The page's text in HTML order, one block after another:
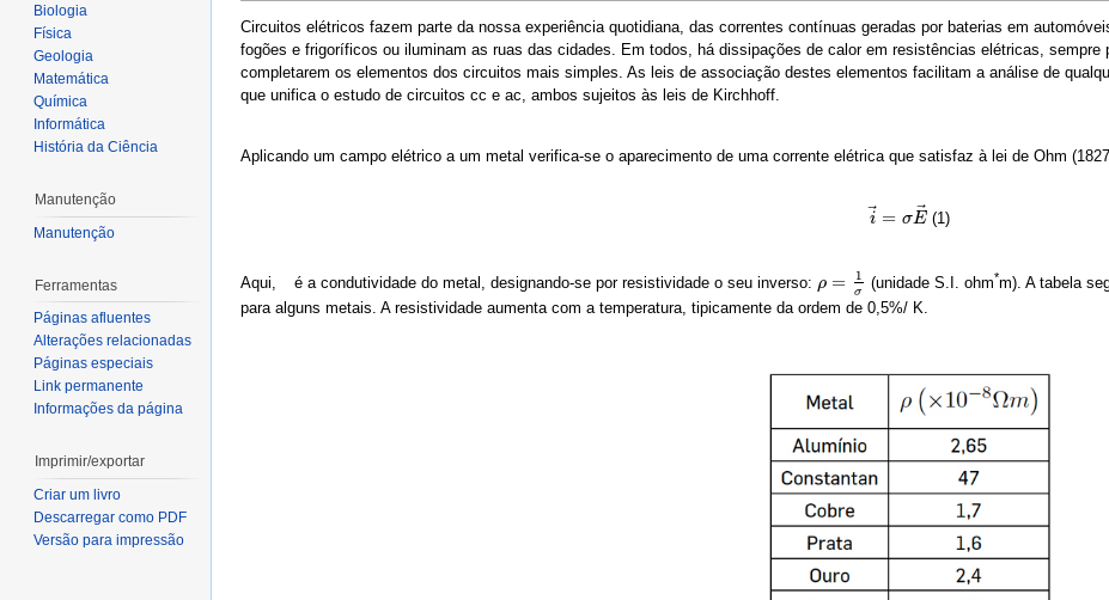
Circuitos elétricos fazem parte da nossa experiência quotidiana, das correntes contínuas geradas por baterias em
fogões e frigoríficos ou iluminam as ruas das cidades. Em todos, há dissipações de calor em resistências elétricas,
completarem os elementos dos circuitos mais simples. As leis de associação destes elementos facilitam a análise de
que unifica o estudo de circuitos cc e ac, ambos sujeitos às leis de Kirchhoff.
Aplicando um campo elétrico a um metal verifica-se o aparecimento de uma corrente elétrica que satisfaz à lei de Ohm
i = σE⃗
i→= σE→(1)
Aqui, é a condutividade do metal, designando-se por resistividade o seu inverso: ρ = 1
σ
ρ=1σ (unidade S.I. ohm*m). A tabela
para alguns metais. A resistividade aumenta com a temperatura, tipicamente da ordem de 0,5%/ K.
Biologia
Física
Geologia
Matemática
Química
Informática
História da Ciência
Manutenção
Manutenção
Ferramentas
Páginas afluentes
Alterações relacionadas
Páginas especiais
Link permanente
Informações da página
Imprimir/exportar
Criar um livro
Descarregar como PDF
Versão para impressão